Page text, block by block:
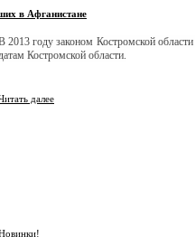
в Афганистане
2013 году законом Костромской
датам Костромской области.
далее